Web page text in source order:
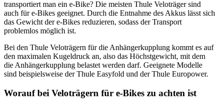
transportiert man ein e-Bike? Die meisten Thule Veloträger sind
auch für e-Bikes geeignet. Durch die Entnahme des Akkus lässt sich
das Gewicht der e-Bikes reduzieren, sodass der Transport
problemlos möglich ist.
Bei den Thule Veloträgern für die Anhängerkupplung kommt es auf
den maximalen Kugeldruck an, also das Höchstgewicht, mit dem
die Anhängerkupplung belastet werden darf. Geeignete Modelle
sind beispielsweise der Thule Easyfold und der Thule Europower.
Worauf bei Veloträgern für e-Bikes zu achten ist